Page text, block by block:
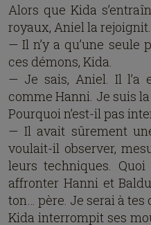
Alors que Kida
royaux, Aniel la rejoignit.
— Il n’y a qu’une seule
ces démons, Kida.
— Je sais, Aniel. Il l’a
comme Hanni. Je suis
Pourquoi n’est-il pas
— Il avait sûrement
voulait-il observer,
leurs techniques.
affronter Hanni et
ton… père. Je serai à tes
Kida interrompit ses